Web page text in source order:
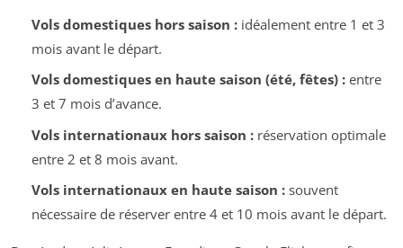
Vols domestiques hors saison :idéalement entre 1 et 3
mois avant le départ.
Vols domestiques en haute saison (été, fêtes) :entre
3 et 7 mois d’avance.
Vols internationaux hors saison :réservation optimale
entre 2 et 8 mois avant.
Vols internationaux en haute saison :souvent
nécessaire de réserver entre 4 et 10 mois avant le départ.